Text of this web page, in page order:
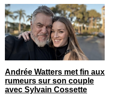
Andrée Watters met fin aux
rumeurs sur son couple
avec Sylvain Cossette